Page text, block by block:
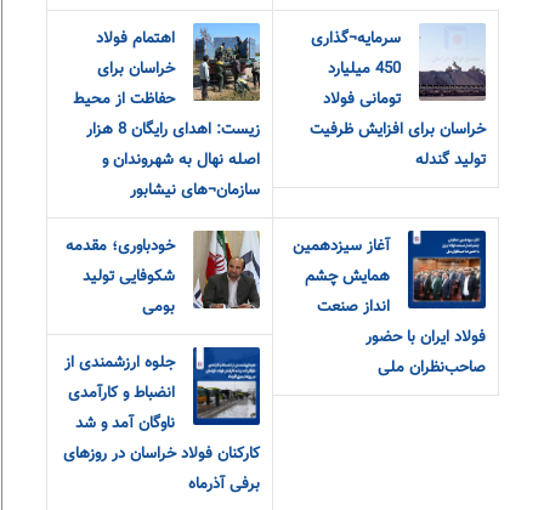
سرمایه¬گذاری
450 میلیارد
تومانی فولاد
خراسان برای افزایش ظرفیت
تولید گندله
اهتمام فولاد
خراسان برای
حفاظت از محیط
زیست: اهدای رایگان 8 هزار
اصله نهال به شهروندان و
سازمان¬های نیشابور
آغاز سیزدهمین
همایش چشم
انداز صنعت
فولاد ایران با حضور
صاحب‌نظران ملی
خودباوری؛ مقدمه
شکوفایی تولید
بومی
جلوه ارزشمندی از
انضباط و کارآمدی
ناوگان آمد و شد
کارکنان فولاد خراسان در روزهای
برفی آذرماه